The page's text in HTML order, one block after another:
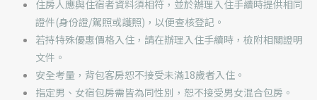
住房人應與住宿者資料須相符，並於辦理入住手續時提供相同
證件(身份證/駕照或護照)，以便查核登記。
若持特殊優惠價格入住，請在辦理入住手續時，檢附相關證明
文件。
安全考量，背包客房恕不接受未滿18歲者入住。
指定男、女宿包房需皆為同性別，恕不接受男女混合包房。